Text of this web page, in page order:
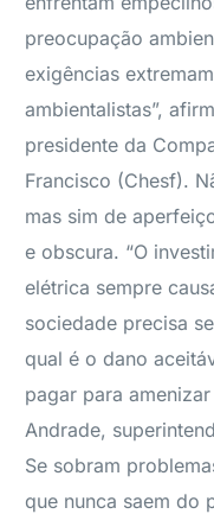
preocupação
exigências
ambientalistas”,
presidente da
Francisco (Chesf).
mas sim de
e obscura. “O
elétrica sempre
sociedade precisa
qual é o dano
pagar para
Andrade,
Se sobram
que nunca saem do